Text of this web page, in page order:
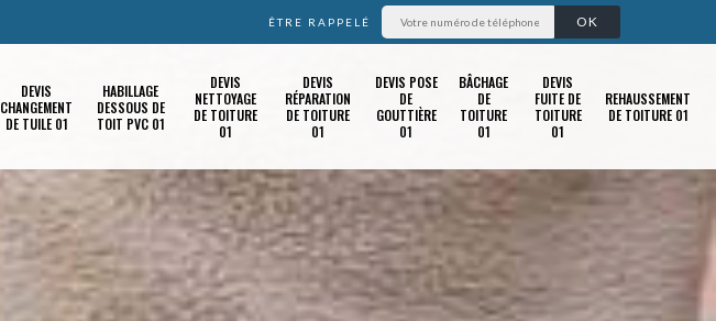
ÊTRE RAPPELÉ
DEVIS
CHANGEMENT
DE TUILE 01
HABILLAGE
DESSOUS DE
TOIT PVC 01
DEVIS
NETTOYAGE
DE TOITURE
01
DEVIS
RÉPARATION
DE TOITURE
01
DEVIS POSE
DE
GOUTTIÈRE
01
BÂCHAGE
DE
TOITURE
01
DEVIS
FUITE DE
TOITURE
01
REHAUSSEMENT
DE TOITURE 01